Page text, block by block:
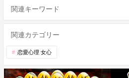
関連キーワード
関連カテゴリー
恋愛心理 女心